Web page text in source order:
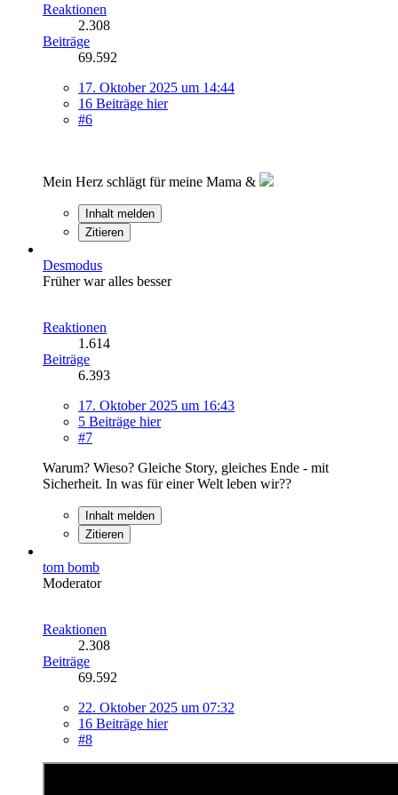
Reaktionen
2.308
Beiträge
69.592
17. Oktober 2025 um 14:44
16 Beiträge hier
#6
Mein Herz schlägt für meine Mama &
Inhalt melden
Zitieren
Desmodus
Früher war alles besser
Reaktionen
1.614
Beiträge
6.393
17. Oktober 2025 um 16:43
5 Beiträge hier
#7
Warum? Wieso? Gleiche Story, gleiches Ende - mit
Sicherheit. In was für einer Welt leben wir??
Inhalt melden
Zitieren
tom bomb
Moderator
Reaktionen
2.308
Beiträge
69.592
22. Oktober 2025 um 07:32
16 Beiträge hier
#8